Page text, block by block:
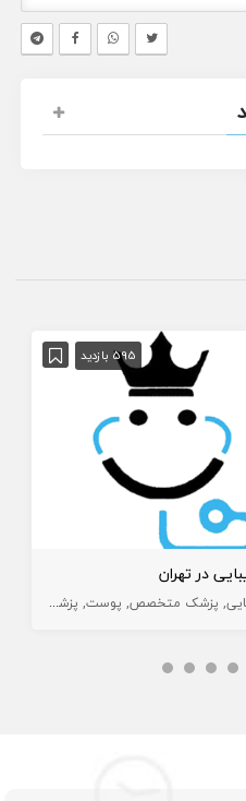
595 بازدید
در تهران
پزشک متخصص پوست پزشک متخصص پوست